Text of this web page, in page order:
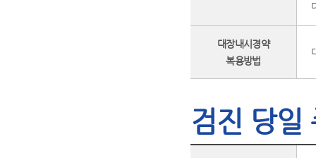
대장내시경약
복용방법
검진 당일